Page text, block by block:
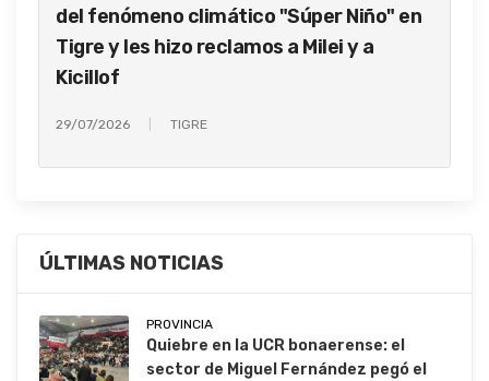
del fenómeno climático "Súper Niño" en
Tigre y les hizo reclamos a Milei y a
Kicillof
29/07/2026 TIGRE
ÚLTIMAS NOTICIAS
PROVINCIA
Quiebre en la UCR bonaerense: el
sector de Miguel Fernández pegó el